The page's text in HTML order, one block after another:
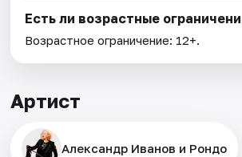
Есть ли возрастные
Возрастное ограничение: 12+.
Артист
Александр Иванов и Рондо